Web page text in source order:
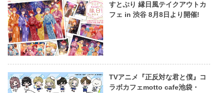
すとぷり 縁日風テイクアウトカ
フェ in 渋谷 8月8日より開催!
TVアニメ『正反対な君と僕』コ
ラボカフェmotto cafe池袋・